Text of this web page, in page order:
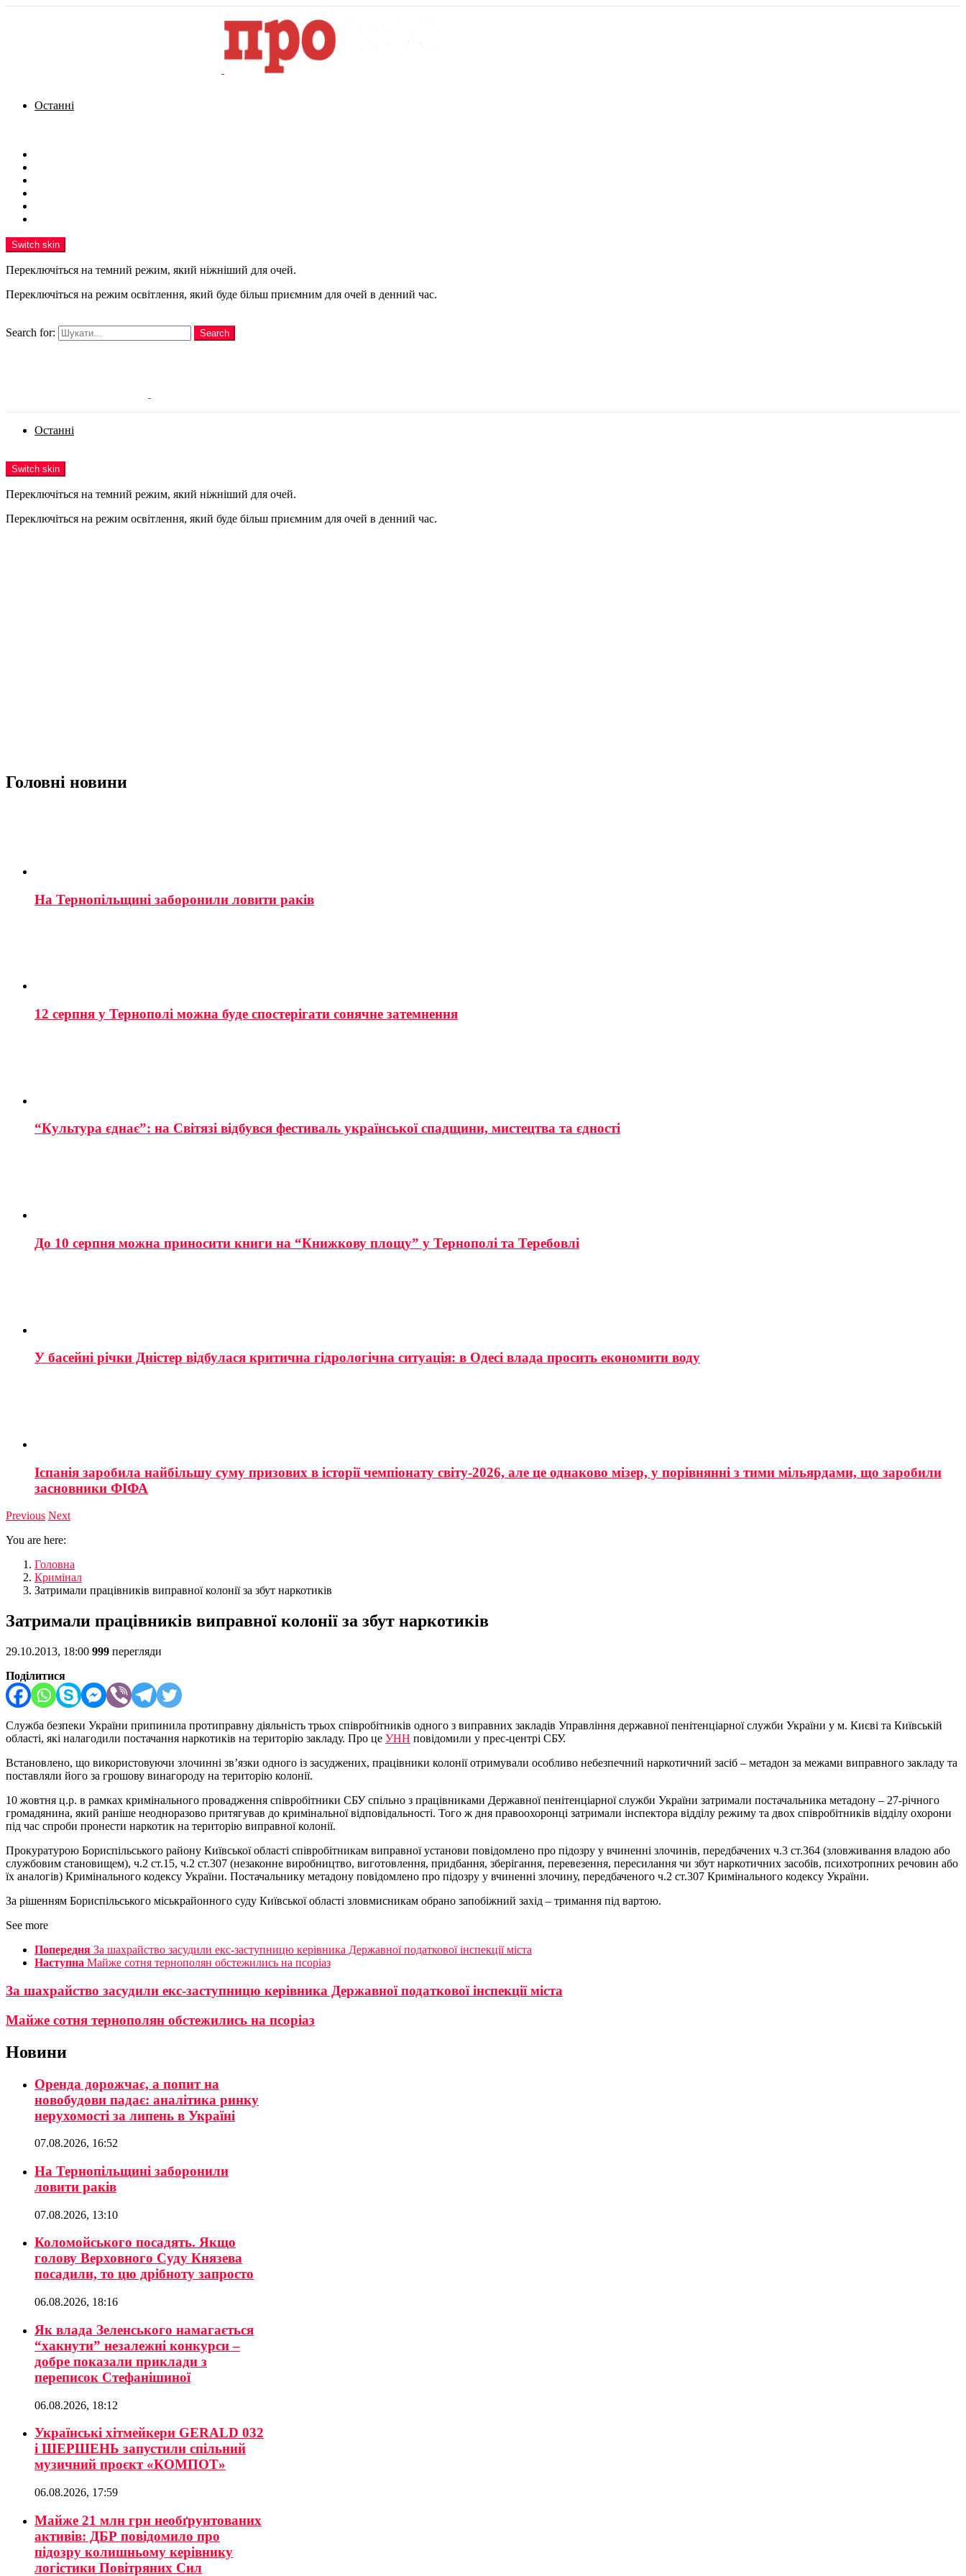
Останні
Switch skin
Переключіться на темний режим, який ніжніший для очей.
Переключіться на режим освітлення, який буде більш приємним для очей в денний час.
Search for:
Search
Останні
Switch skin
Переключіться на темний режим, який ніжніший для очей.
Переключіться на режим освітлення, який буде більш приємним для очей в денний час.
Головні новини
На Тернопільщині заборонили ловити раків
12 серпня у Тернополі можна буде спостерігати сонячне затемнення
“Культура єднає”: на Світязі відбувся фестиваль української спадщини, мистецтва та єдності
До 10 серпня можна приносити книги на “Книжкову площу” у Тернополі та Теребовлі
У басейні річки Дністер відбулася критична гідрологічна ситуація: в Одесі влада просить економити воду
Іспанія заробила найбільшу суму призових в історії чемпіонату світу-2026, але це однаково мізер, у порівнянні з тими мільярдами, що заробили
засновники ФІФА
Previous Next
You are here:
Головна
Кримінал
Затримали працiвників виправної колонії за збут наркотикiв
Затримали працiвників виправної колонії за збут наркотикiв
29.10.2013, 18:00 999 перегляди
Поділитися
Служба безпеки України припинила протиправну діяльність трьох співробітників одного з виправних закладів Управління державної пенітенціарної служби України у м. Києві та Київській
області, які налагодили постачання наркотиків на територію закладу. Про це УНН повідомили у прес-центрі СБУ.
Встановлено, що використовуючи злочинні зв’язки одного із засуджених, працівники колонії отримували особливо небезпечний наркотичний засіб – метадон за межами виправного закладу та
поставляли його за грошову винагороду на територію колонії.
10 жовтня ц.р. в рамках кримінального провадження співробітники СБУ спільно з працівниками Державної пенітенціарної служби України затримали постачальника метадону – 27-річного
громадянина, який раніше неодноразово притягував до кримінальної відповідальності. Того ж дня правоохоронці затримали інспектора відділу режиму та двох співробітників відділу охорони
під час спроби пронести наркотик на територію виправної колонії.
Прокуратурою Бориспільського району Київської області співробітникам виправної установи повідомлено про підозру у вчиненні злочинів, передбачених ч.3 ст.364 (зловживання владою або
службовим становищем), ч.2 ст.15, ч.2 ст.307 (незаконне виробництво, виготовлення, придбання, зберігання, перевезення, пересилання чи збут наркотичних засобів, психотропних речовин або
їх аналогів) Кримінального кодексу України. Постачальнику метадону повідомлено про підозру у вчиненні злочину, передбаченого ч.2 ст.307 Кримінального кодексу України.
За рішенням Бориспільського міськрайонного суду Київської області зловмисникам обрано запобіжний захід – тримання під вартою.
See more
Попередня За шахрайство засудили екс-заступницю керівника Державної податкової інспекції міста
Наступна Майже сотня тернополян обстежились на псоріаз
За шахрайство засудили екс-заступницю керівника Державної податкової інспекції міста
Майже сотня тернополян обстежились на псоріаз
Новини
Оренда дорожчає, а попит на
новобудови падає: аналітика ринку
нерухомості за липень в Україні
07.08.2026, 16:52
На Тернопільщині заборонили
ловити раків
07.08.2026, 13:10
Коломойського посадять. Якщо
голову Верховного Суду Князева
посадили, то цю дрібноту запросто
06.08.2026, 18:16
Як влада Зеленського намагається
“хакнути” незалежні конкурси –
добре показали приклади з
переписок Стефанішиної
06.08.2026, 18:12
Українські хітмейкери GERALD 032
і ШЕРШЕНЬ запустили спільний
музичний проєкт «КОМПОТ»
06.08.2026, 17:59
Майже 21 млн грн необґрунтованих
активів: ДБР повідомило про
підозру колишньому керівнику
логістики Повітряних Сил